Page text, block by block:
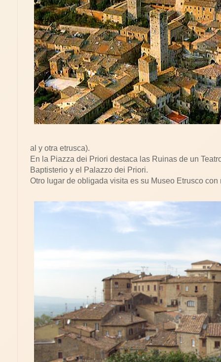
al y otra etrusca).
En la Piazza dei Priori destaca las Ruinas de un
Baptisterio y el Palazzo dei Priori.
Otro lugar de obligada visita es su Museo Etrusco